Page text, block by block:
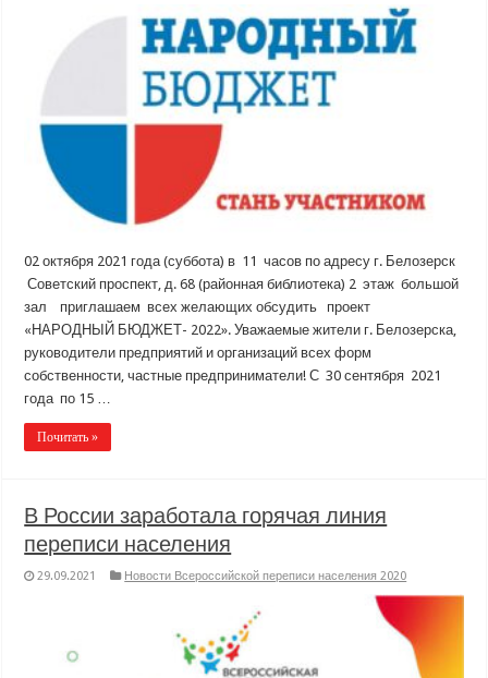
02 октября 2021 года (суббота) в 11 часов по адресу г. Белозерск
Советский проспект, д. 68 (районная библиотека) 2 этаж большой
зал приглашаем всех желающих обсудить проект
«НАРОДНЫЙ БЮДЖЕТ- 2022». Уважаемые жители г. Белозерска,
руководители предприятий и организаций всех форм
собственности, частные предприниматели! С 30 сентября 2021
года по 15 …
Почитать »
В России заработала горячая линия
переписи населения
29.09.2021 Новости Всероссийской переписи населения 2020